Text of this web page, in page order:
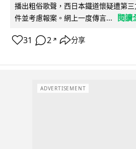
播出粗俗歌聲，西日本鐵道懷疑遭第
件並考慮報案。網上一度傳言...
閱讀
31 2 ↗ 分享
ADVERTISEMENT